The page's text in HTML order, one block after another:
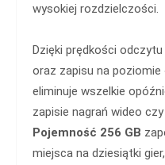
wysokiej rozdzielczości.
Dzięki prędkości
oraz zapisu na poziomie
eliminuje wszelkie
zapisie nagrań wideo
Pojemność 256 GB
miejsca na dziesiątki